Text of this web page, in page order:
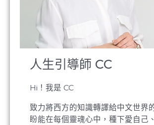
人生引導師 CC
Hi！我是 CC
致力將西方的知識轉譯給中文世界
盼能在每個靈魂心中，種下愛自己